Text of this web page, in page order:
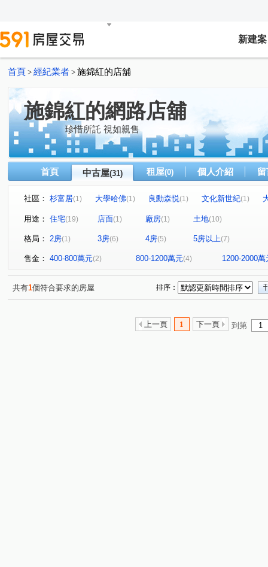
新建案
首頁 > 經紀業者 > 施錦紅的店舖
施錦紅的網路店舖
珍惜所託 視如親售
首頁 中古屋(31) 租屋(0) 個人介紹
社區： 杉富居(1) 大學哈佛(1) 良勳森悦(1) 文化新世紀(1)
和宜仁和
統穩天廈 天慕II
東平路
海安路三段 新中街 安中二街
大興街(1) 文賢路二段 (2) 東橋三路(1) 文化二街 (1)
育安一街(1) 西門路三段(1) 育德三街(1) 永續三街(1)
用途： 住宅(19) 店面(1) 廠房(1) 土地(10)
格局： 2房(1) 3房(6) 4房(5) 5房以上(7)
售金： 400-800萬元(2) 800-1200萬元(4) 1200-2000萬
共有1個符合要求的房屋 排序：
上一頁 1 下一頁 到第